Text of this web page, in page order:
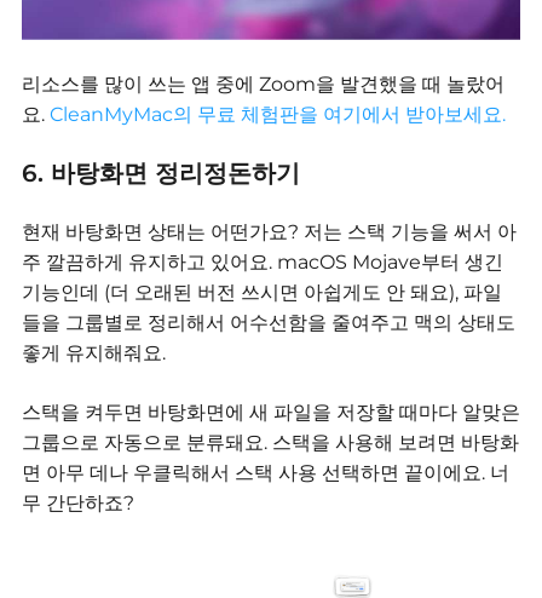
리소스를 많이 쓰는 앱 중에 Zoom을 발견했을 때 놀랐어
요. CleanMyMac의 무료 체험판을 여기에서 받아보세요.
6. 바탕화면 정리정돈하기
현재 바탕화면 상태는 어떤가요? 저는 스택 기능을 써서 아
주 깔끔하게 유지하고 있어요. macOS Mojave부터 생긴
기능인데 (더 오래된 버전 쓰시면 아쉽게도 안 돼요), 파일
들을 그룹별로 정리해서 어수선함을 줄여주고 맥의 상태도
좋게 유지해줘요.
스택을 켜두면 바탕화면에 새 파일을 저장할 때마다 알맞은
그룹으로 자동으로 분류돼요. 스택을 사용해 보려면 바탕화
면 아무 데나 우클릭해서 스택 사용 선택하면 끝이에요. 너
무 간단하죠?